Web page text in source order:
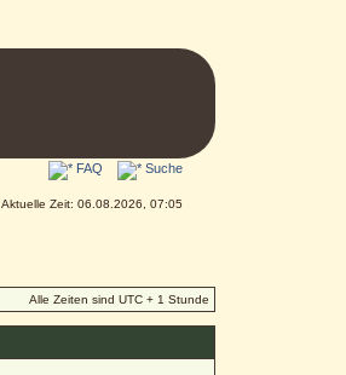
FAQ Suche
Aktuelle Zeit: 06.08.2026, 07:05
Alle Zeiten sind UTC + 1 Stunde